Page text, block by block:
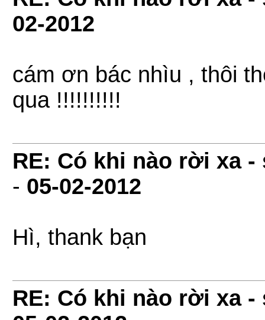
02-2012
cám ơn bác nhìu , thôi
qua !!!!!!!!!!
RE: Có khi nào rời xa -
- 05-02-2012
Hì, thank bạn
RE: Có khi nào rời xa -